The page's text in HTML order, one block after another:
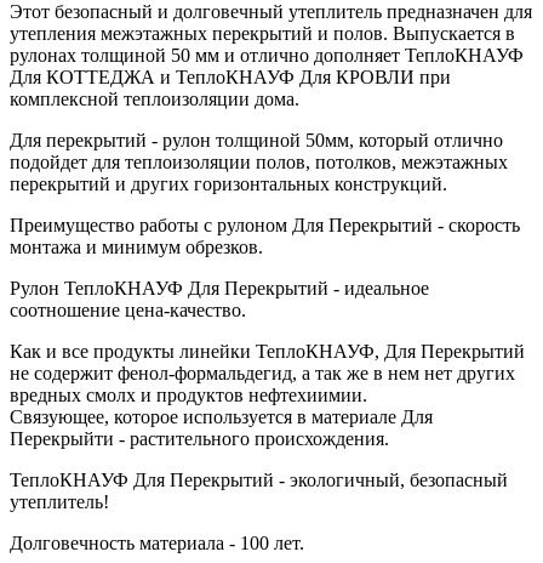
Этот безопасный и долговечный утеплитель предназначен для
утепления межэтажных перекрытий и полов. Выпускается в
рулонах толщиной 50 мм и отлично дополняет ТеплоКНАУФ
Для КОТТЕДЖА и ТеплоКНАУФ Для КРОВЛИ при
комплексной теплоизоляции дома.
Для перекрытий - рулон толщиной 50мм, который отлично
подойдет для теплоизоляции полов, потолков, межэтажных
перекрытий и других горизонтальных конструкций.
Преимущество работы с рулоном Для Перекрытий - скорость
монтажа и минимум обрезков.
Рулон ТеплоКНАУФ Для Перекрытий - идеальное
соотношение цена-качество.
Как и все продукты линейки ТеплоКНАУФ, Для Перекрытий
не содержит фенол-формальдегид, а так же в нем нет других
вредных смолх и продуктов нефтехиимии.
Связующее, которое используется в материале Для
Перекрыйти - растительного происхождения.
ТеплоКНАУФ Для Перекрытий - экологичный, безопасный
утеплитель!
Долговечность материала - 100 лет.